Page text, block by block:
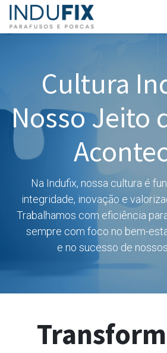
Cultura
Nosso Jeito
Na Indufix, nossa cultura é
integridade, inovação e
Trabalhamos com eficiência
sempre com foco no bem-
e no sucesso de